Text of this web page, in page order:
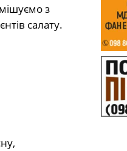
з
салату.